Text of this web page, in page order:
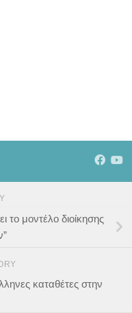
το μοντέλο διοίκησης
καταθέτες στην